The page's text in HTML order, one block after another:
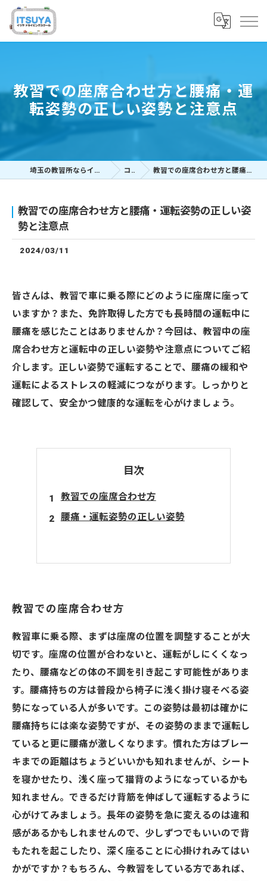
教習での座席合わせ方と腰痛・運
転姿勢の正しい姿勢と注意点
埼玉の教習所ならイツヤドライビングスクール コラム 教習での座席合わせ方と腰痛・運転姿勢の正しい姿勢と注意点
教習での座席合わせ方と腰痛・運転姿勢の正しい姿
勢と注意点
2024/03/11
皆さんは、教習で車に乗る際にどのように座席に座って
いますか？また、免許取得した方でも長時間の運転中に
腰痛を感じたことはありませんか？今回は、教習中の座
席合わせ方と運転中の正しい姿勢や注意点についてご紹
介します。正しい姿勢で運転することで、腰痛の緩和や
運転によるストレスの軽減につながります。しっかりと
確認して、安全かつ健康的な運転を心がけましょう。
目次
教習での座席合わせ方
腰痛・運転姿勢の正しい姿勢
教習での座席合わせ方
教習車に乗る際、まずは座席の位置を調整することが大
切です。座席の位置が合わないと、運転がしにくくなっ
たり、腰痛などの体の不調を引き起こす可能性がありま
す。腰痛持ちの方は普段から椅子に浅く掛け寝そべる姿
勢になっている人が多いです。この姿勢は最初は確かに
腰痛持ちには楽な姿勢ですが、その姿勢のままで運転し
ていると更に腰痛が激しくなります。慣れた方はブレー
キまでの距離はちょうどいいかも知れませんが、シート
を寝かせたり、浅く座って猫背のようになっているかも
知れません。できるだけ背筋を伸ばして運転するように
心がけてみましょう。長年の姿勢を急に変えるのは違和
感があるかもしれませんので、少しずつでもいいので背
もたれを起こしたり、深く座ることに心掛けれみてはい
かがですか？もちろん、今教習をしている方であれば、